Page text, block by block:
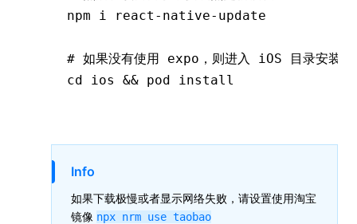
npm i react-native-update
# 如果没有使用 expo，则进入 iOS 目录安装
cd ios && pod install
Info
如果下载极慢或者显示网络失败，请设置使用淘宝
镜像 npx nrm use taobao